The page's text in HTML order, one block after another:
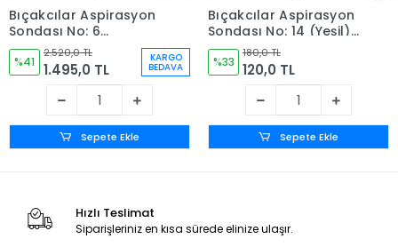
Bıçakcılar Aspirasyon
Sondası No: 6
(Turkuaz) 140 Adet - 1
Kutu
%41
2.520,0 TL
1.495,0 TL
KARGO
BEDAVA
Sepete Ekle
Bıçakcılar Aspirasyon
Sondası No: 14 (Yeşil) -
10 Adet
%33
180,0 TL
120,0 TL
Sepete Ekle
Hızlı Teslimat
Siparişleriniz en kısa sürede elinize ulaşır.